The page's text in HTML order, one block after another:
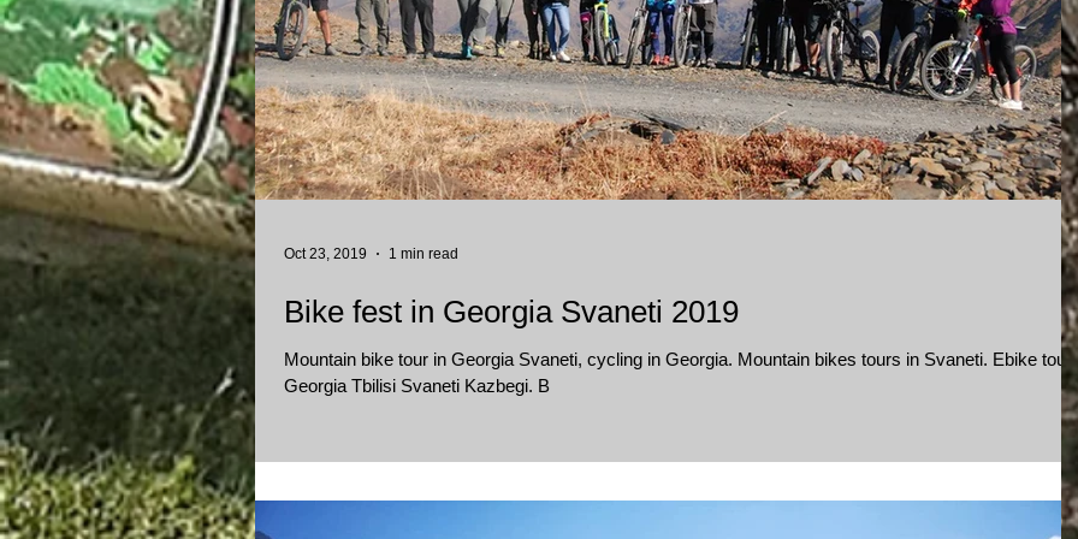
Bike fest in Georgia Svaneti 2019
Mountain bike tour in Georgia Svaneti, cycling in Georgia. Mountain bikes tours in Svaneti. Ebike tour
Georgia Tbilisi Svaneti Kazbegi. B
Oct 23, 2019 1 min read